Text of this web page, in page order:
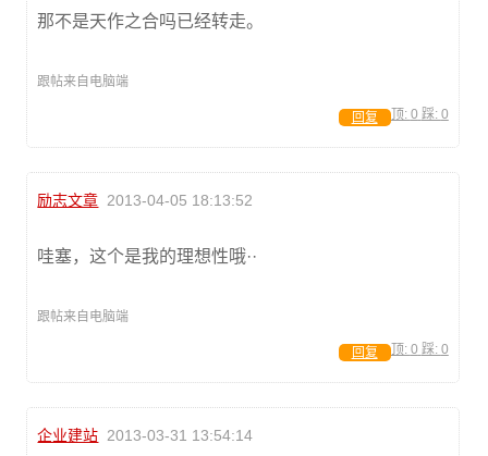
那不是天作之合吗已经转走。
跟帖来自电脑端
顶: 0 踩: 0
回复
励志文章 2013-04-05 18:13:52
哇塞，这个是我的理想性哦··
跟帖来自电脑端
顶: 0 踩: 0
回复
企业建站 2013-03-31 13:54:14